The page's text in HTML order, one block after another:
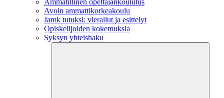
Avoin ammattikorkeakoulu
Jamk tutuksi: vierailut ja esittelyt
Opiskelijoiden kokemuksia
Syksyn yhteishaku